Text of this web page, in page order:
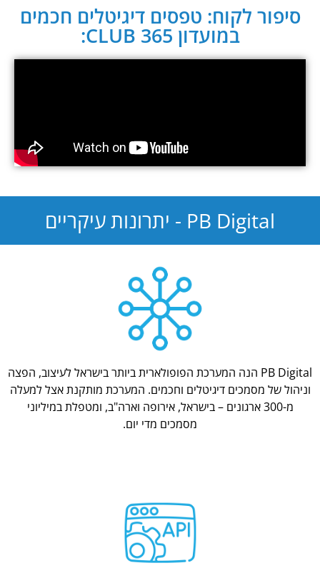
סיפור לקוח: טפסים דיגיטלים חכמים
במועדון CLUB 365:
PB Digital - יתרונות עיקריים
PB Digital הנה המערכת הפופולארית ביותר בישראל לעיצוב, הפצה
וניהול של מסמכים דיגיטלים וחכמים. המערכת מותקנת אצל למעלה
מ-300 ארגונים – בישראל, אירופה וארה"ב, ומטפלת במיליוני
מסמכים מדי יום.